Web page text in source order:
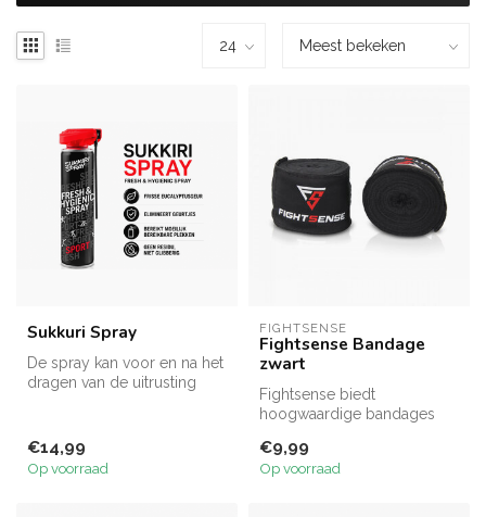
Sukkuri Spray
De spray kan voor en na het
dragen van de uitrusting
€14,99
Op voorraad
FIGHTSENSE
Fightsense Bandage
zwart
Fightsense biedt
hoogwaardige bandages
handen en polsen...
€9,99
Op voorraad